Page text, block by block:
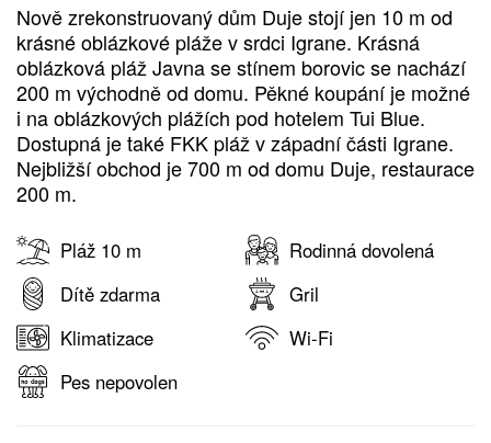
Nově zrekonstruovaný dům Duje stojí jen 10 m od
krásné oblázkové pláže v srdci Igrane. Krásná
oblázková pláž Javna se stínem borovic se nachází
200 m východně od domu. Pěkné koupání je možné
i na oblázkových plážích pod hotelem Tui Blue.
Dostupná je také FKK pláž v západní části Igrane.
Nejbližší obchod je 700 m od domu Duje, restaurace
200 m.
Pláž 10 m
Rodinná dovolená
Dítě zdarma
Gril
Klimatizace
Wi-Fi
Pes nepovolen